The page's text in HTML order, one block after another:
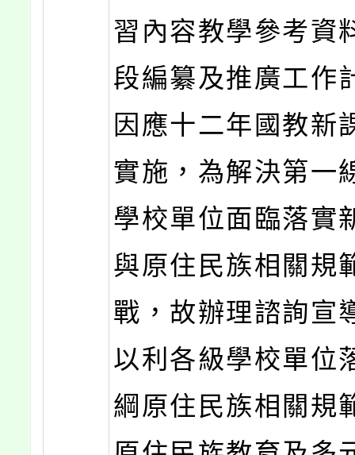
習內容教學參考資
段編纂及推廣工作
因應十二年國教新
實施，為解決第一
學校單位面臨落實
與原住民族相關規
戰，故辦理諮詢宣
以利各級學校單位
綱原住民族相關規